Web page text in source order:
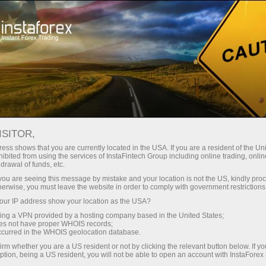
InstaForex bilan siz haqiqatan
ega bo‘lasiz: 1:5000 gacha kredit
yelkasi, bozordagi eng yaxshi
spred va komissiyalardan biri,
shuningdek aksiyalar va indekslar
bilan savdo qilish uchun qulay
shartlar.
Kichik
Har bir depozit uchun
30% bonus
Savdoda
va trassada tezlik
shows that you are currently located in the USA. If you are a resident of the
from using the services of InstaFintech Group including online trading,
of funds, etc.
are seeing this message by mistake and your location is not the US, kindly
you must leave the website in order to comply with government
IP address show your location as the USA?
a VPN provided by a hosting company based in the United States;
not have proper WHOIS records;
in the WHOIS geolocation database.
whether you are a US resident or not by clicking the relevant button below. If
being a US resident, you will not be able to open an account with InstaForex